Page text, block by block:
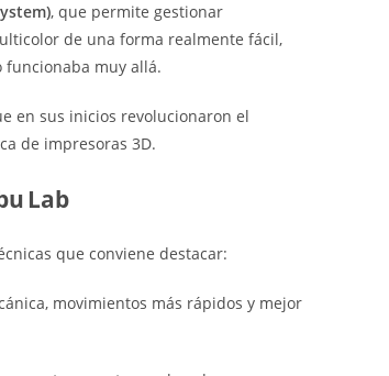
, que permite gestionar
de una forma realmente fácil,
funcionaba muy allá.
en sus inicios revolucionaron el
de impresoras 3D.
Lab
que conviene destacar:
movimientos más rápidos y mejor